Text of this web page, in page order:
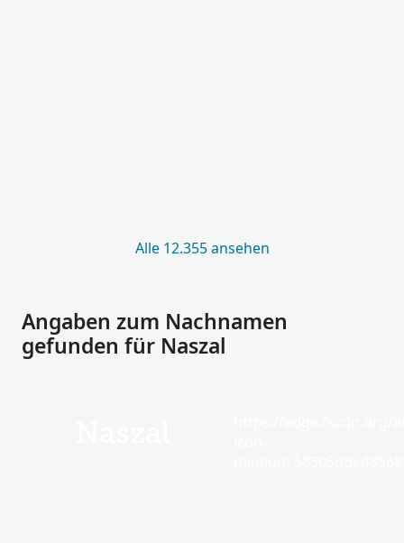
Alle 12.355 ansehen
Angaben zum Nachnamen
gefunden für Naszal